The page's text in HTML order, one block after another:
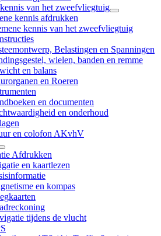
van het zweefvliegtuig
kennis afdrukken
kennis van het zweefvliegtuig
Belastingen en Spanningen
wielen, banden en remme
en balans
en Roeren
en documenten
en onderhoud
en colofon AKvhV
Afdrukken
en kaartlezen
en kompas
tijdens de vlucht